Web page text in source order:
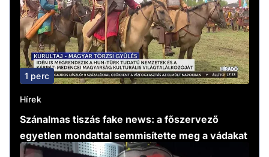
1 perc
Hírek
Szánalmas tiszás fake news: a főszervező
egyetlen mondattal semmisítette meg a vádakat